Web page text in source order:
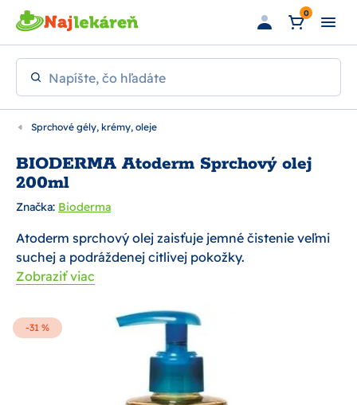
Preskočiť na hlavný obsah 0
Napíšte, čo hľadáte
Sprchové gély, krémy, oleje
BIODERMA Atoderm Sprchový olej
200ml
Značka: Bioderma
Atoderm sprchový olej zaisťuje jemné čistenie veľmi
suchej a podráždenej citlivej pokožky.
Zobraziť viac
-31 %